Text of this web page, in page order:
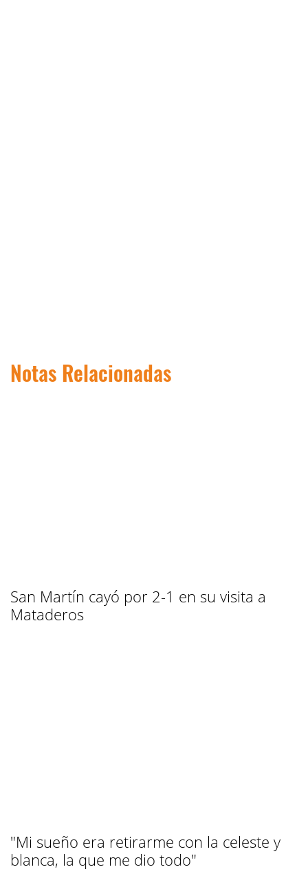
Notas Relacionadas
San Martín cayó por 2-1 en su visita a
Mataderos
"Mi sueño era retirarme con la celeste y
blanca, la que me dio todo"